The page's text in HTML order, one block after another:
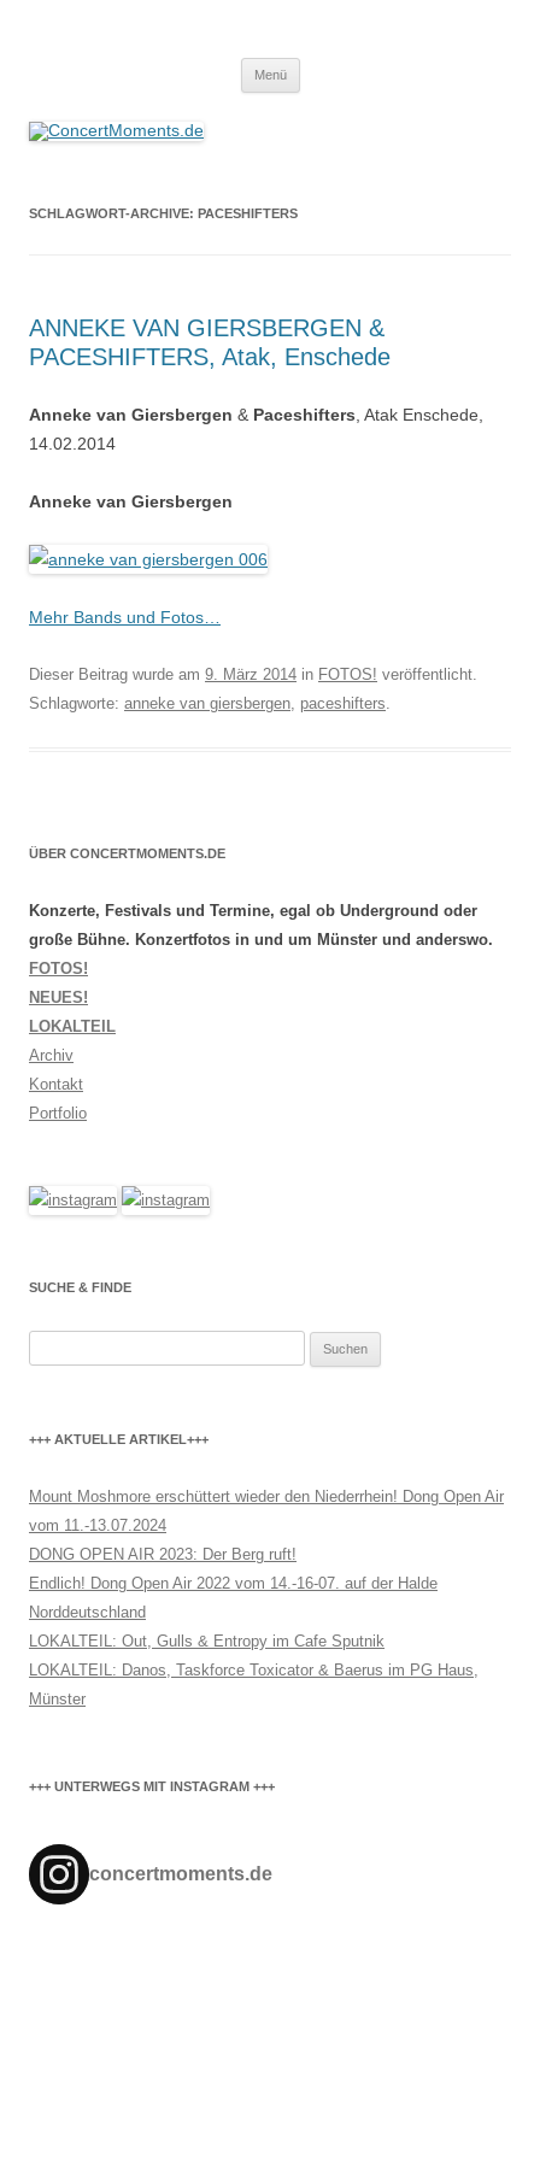
Menü
SCHLAGWORT-ARCHIVE: PACESHIFTERS
ANNEKE VAN GIERSBERGEN &
PACESHIFTERS, Atak, Enschede
Anneke van Giersbergen & Paceshifters , Atak Enschede,
14.02.2014
Anneke van Giersbergen
Mehr Bands und Fotos…
Dieser Beitrag wurde am 9. März 2014 in FOTOS! veröffentlicht.
Schlagworte: anneke van giersbergen, paceshifters.
ÜBER CONCERTMOMENTS.DE
Konzerte, Festivals und Termine, egal ob Underground oder
große Bühne. Konzertfotos in und um Münster und anderswo.
FOTOS!
NEUES!
LOKALTEIL
Archiv
Kontakt
Portfolio
SUCHE & FINDE
+++ AKTUELLE ARTIKEL+++
Mount Moshmore erschüttert wieder den Niederrhein! Dong Open Air
vom 11.-13.07.2024
DONG OPEN AIR 2023: Der Berg ruft!
Endlich! Dong Open Air 2022 vom 14.-16-07. auf der Halde
Norddeutschland
LOKALTEIL: Out, Gulls & Entropy im Cafe Sputnik
LOKALTEIL: Danos, Taskforce Toxicator & Baerus im PG Haus,
Münster
+++ UNTERWEGS MIT INSTAGRAM +++
concertmoments.de